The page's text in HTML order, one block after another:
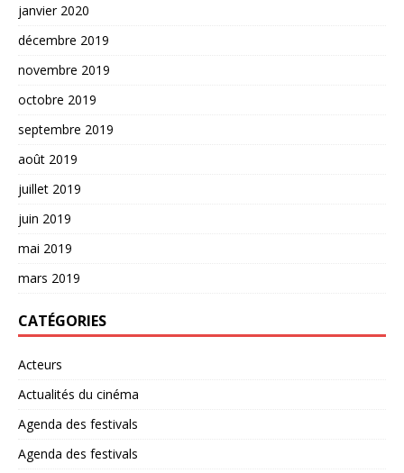
janvier 2020
décembre 2019
novembre 2019
octobre 2019
septembre 2019
août 2019
juillet 2019
juin 2019
mai 2019
mars 2019
CATÉGORIES
Acteurs
Actualités du cinéma
Agenda des festivals
Agenda des festivals